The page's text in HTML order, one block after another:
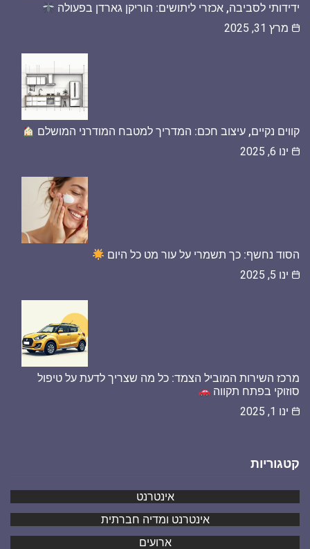
ידידותי לסביבה, אכזרי ליתושים: הוריקן גארדן בפעולה
מרץ 31, 2025
קווים נקיים, עיצוב חכם: המדריך למטבח המודרני המושלם
ינו 6, 2025
הסוד נחשף: כך תשמרי על עור מט כל היום
ינו 5, 2025
מרכז השירות המוביל הצמד: כל מה שצריך לדעת על טיפול
סוזוקי בפתח תקווה
ינו 1, 2025
קטגוריות
אינטרנט
אינטרנט ומדיה חברתית
ארועים